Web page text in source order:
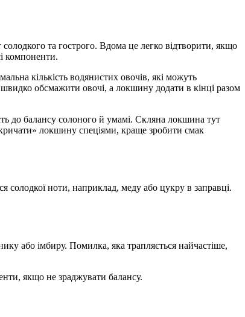
солодкого та гострого. Вдома це легко відтворити, якщо
компоненти.
кількість водянистих овочів, які можуть
обсмажити овочі, а локшину додати в кінці разом
до балансу солоного й умамі. Скляна локшина тут
локшину спеціями, краще зробити смак
солодкої ноти, наприклад, меду або цукру в заправці.
або імбиру. Помилка, яка трапляється найчастіше,
якщо не зраджувати балансу.